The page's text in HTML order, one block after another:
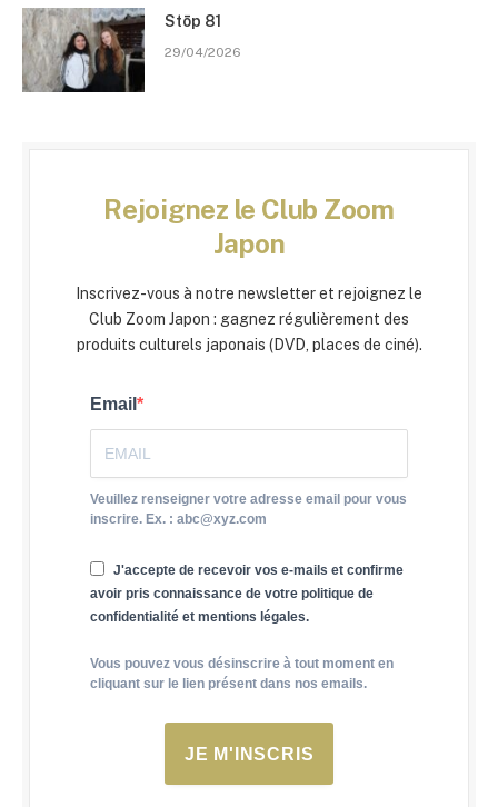
Stōp 81
29/04/2026
Rejoignez le Club Zoom
Japon
Inscrivez-vous à notre newsletter et rejoignez le
Club Zoom Japon : gagnez régulièrement des
produits culturels japonais (DVD, places de ciné).
Email
Veuillez renseigner votre adresse email pour vous
inscrire. Ex. : abc@xyz.com
J'accepte de recevoir vos e-mails et confirme
avoir pris connaissance de votre politique de
confidentialité et mentions légales.
Vous pouvez vous désinscrire à tout moment en
cliquant sur le lien présent dans nos emails.
JE M'INSCRIS